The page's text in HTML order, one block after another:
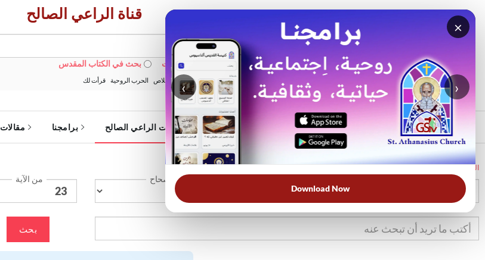
×
‹ ›
Download Now
قناة الراعي الصالح
بحث في الويبسايت بحث في الكتاب المقدس
الأكثر بحثًا: خبزنا اليومي الخلاص الحرب الروحية قرأت لك
الرئيسية خدمات الراعي الصالح برامجنا مقالات
الرئيسية
الإصحاح من الآية
بحث